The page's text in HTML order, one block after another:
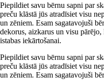
Piepildiet savu bērnu sapni par
preču klāstā jūs atradīsiet visu
un zēniem. Esam sagatavojuši
dekorus, aizkarus un visu pārējo,
istabas iekārtošanai.
Piepildiet savu bērnu sapni par
preču klāstā jūs atradīsiet visu
un zēniem. Esam sagatavojuši